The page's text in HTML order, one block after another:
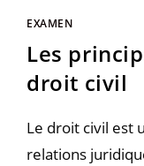
EXAMEN
Les
droit civil
Le droit civil est
relations